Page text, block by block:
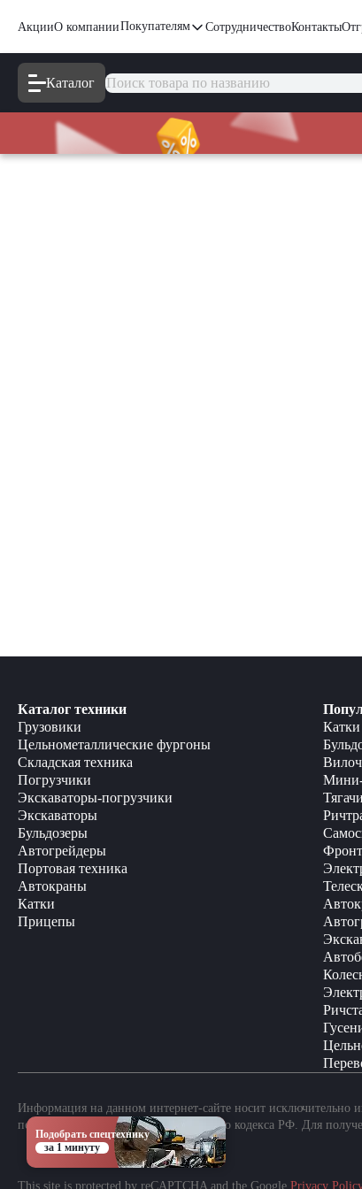
АкцииО компанииПокупателям СотрудничествоКонтакты
Каталог
Каталог техники
Грузовики
Цельнометаллические фургоны
Складская техника
Погрузчики
Экскаваторы-погрузчики
Экскаваторы
Бульдозеры
Автогрейдеры
Портовая техника
Автокраны
Катки
Прицепы
Катки
Мини-
Тягачи
Информация на данном интернет-сайте носит исключительно
положениями Статьи 437 Гражданского кодекса РФ. Для
This site is protected by reCAPTCHA and the Google Privacy
Подобрать спецтехнику
за 1 минуту